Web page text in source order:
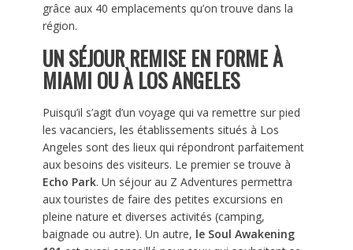
grâce aux 40 emplacements qu’on trouve dans la
région.
UN SÉJOUR REMISE EN FORME À
MIAMI OU À LOS ANGELES
Puisqu’il s’agit d’un voyage qui va remettre sur pied
les vacanciers, les établissements situés à Los
Angeles sont des lieux qui répondront parfaitement
aux besoins des visiteurs. Le premier se trouve à
Echo Park. Un séjour au Z Adventures permettra
aux touristes de faire des petites excursions en
pleine nature et diverses activités (camping,
baignade ou autre). Un autre, le Soul Awakening